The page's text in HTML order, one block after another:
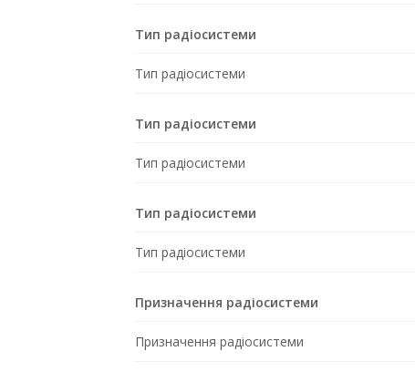
Тип радіосистеми
Тип радіосистеми
Тип радіосистеми
Тип радіосистеми
Тип радіосистеми
Тип радіосистеми
Призначення радіосистеми
Призначення радіосистеми